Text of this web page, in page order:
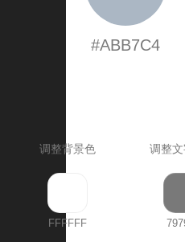
#ABB7C4
调整背景色 调整